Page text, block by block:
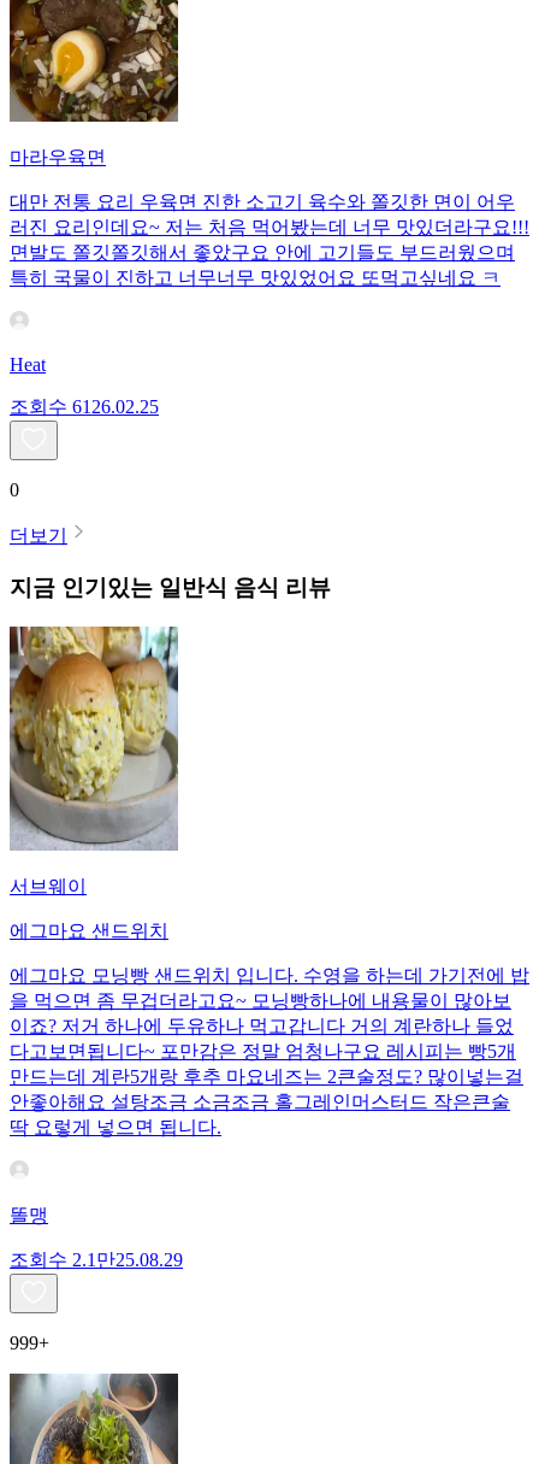
마라우육면
대만 전통 요리 우육면 진한 소고기 육수와 쫄깃한 면이 어우
러진 요리인데요~ 저는 처음 먹어봤는데 너무 맛있더라구요!!!
면발도 쫄깃쫄깃해서 좋았구요 안에 고기들도 부드러웠으며
특히 국물이 진하고 너무너무 맛있었어요 또먹고싶네요 ㅋ
Heat
조회수 61 26.02.25
0
더보기
지금 인기있는 일반식 음식 리뷰
서브웨이
에그마요 샌드위치
에그마요 모닝빵 샌드위치 입니다. 수영을 하는데 가기전에 밥
을 먹으면 좀 무겁더라고요~ 모닝빵하나에 내용물이 많아보
이죠? 저거 하나에 두유하나 먹고갑니다 거의 계란하나 들었
다고보면됩니다~ 포만감은 정말 엄청나구요 레시피는 빵5개
만드는데 계란5개랑 후추 마요네즈는 2큰술정도? 많이넣는걸
안좋아해요 설탕조금 소금조금 홀그레인머스터드 작은큰술
딱 요렇게 넣으면 됩니다.
똘맹
조회수 2.1만25.08.29
999+